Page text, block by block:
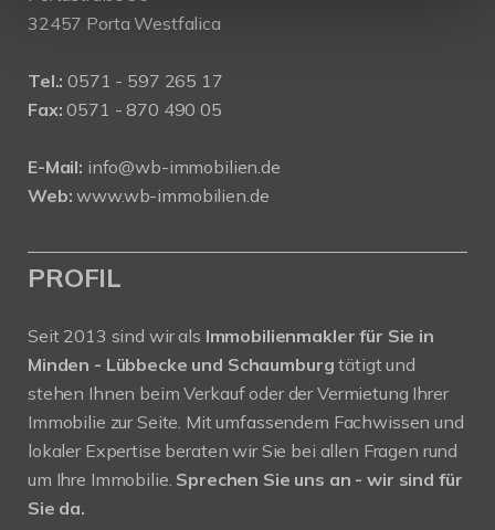
32457 Porta Westfalica
Tel.: 0571 - 597 265 17
Fax: 0571 - 870 490 05
E-Mail: info@wb-immobilien.de
Web: www.wb-immobilien.de
PROFIL
Seit 2013 sind wir als Immobilienmakler für Sie in
Minden - Lübbecke und Schaumburgtätigt und
stehen Ihnen beim Verkauf oder der Vermietung Ihrer
Immobilie zur Seite. Mit umfassendem Fachwissen und
lokaler Expertise beraten wir Sie bei allen Fragen rund
um Ihre Immobilie. Sprechen Sie uns an - wir sind für
Sie da.